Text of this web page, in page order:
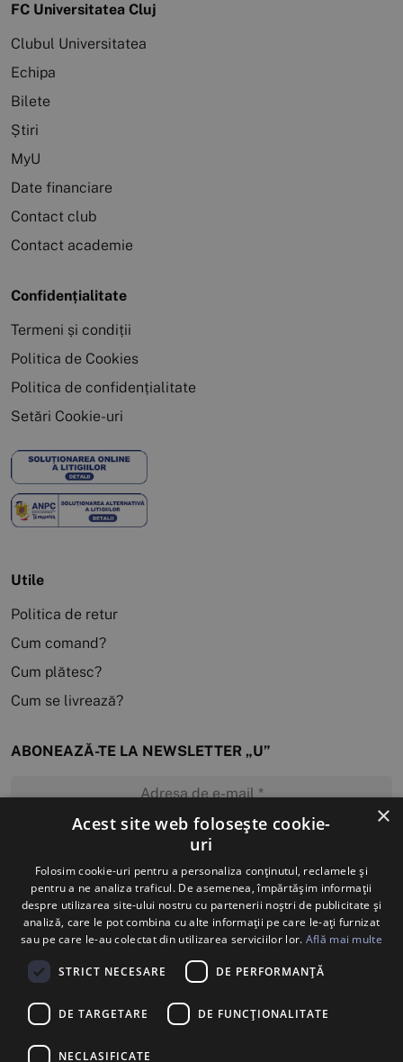
FC Universitatea Cluj
Clubul Universitatea
Echipa
Bilete
Știri
MyU
Date financiare
Contact club
Contact academie
Confidențialitate
Termeni și condiții
Politica de Cookies
Politica de confidențialitate
Setări Cookie-uri
Utile
Politica de retur
Cum comand?
Cum plătesc?
Cum se livrează?
ABONEAZĂ-TE LA NEWSLETTER „U”
MĂ ABONEZ
×
Acest site web folosește cookie-
uri
Folosim cookie-uri pentru a personaliza conținutul, reclamele și
pentru a ne analiza traficul. De asemenea, împărtășim informații
despre utilizarea site-ului nostru cu partenerii noștri de publicitate și
analiză, care le pot combina cu alte informații pe care le-ați furnizat
sau pe care le-au colectat din utilizarea serviciilor lor. Află mai multe
STRICT NECESARE DE PERFORMANȚĂ
DE TARGETARE DE FUNCŢIONALITATE
NECLASIFICATE